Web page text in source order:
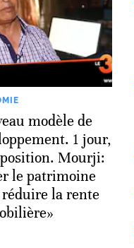
modèle de
1 jour,
Mourji:
le patrimoine
la rente